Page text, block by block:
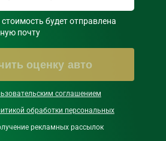
будет отправлена
почту
оценку авто
согласиться со всеми
и условиями ниже
соглашением
обработки персональных
рекламных рассылок